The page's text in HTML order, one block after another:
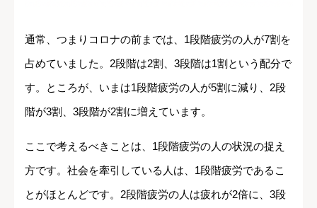
通常、つまりコロナの前までは、1段階疲労の人が7割を
占めていました。2段階は2割、3段階は1割という配分で
す。ところが、いまは1段階疲労の人が5割に減り、2段
階が3割、3段階が2割に増えています。
ここで考えるべきことは、1段階疲労の人の状況の捉え
方です。社会を牽引している人は、1段階疲労であるこ
とがほとんどです。2段階疲労の人は疲れが2倍に、3段